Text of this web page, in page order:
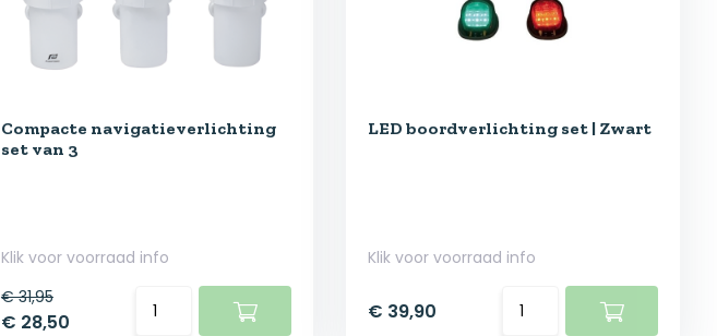
Compacte navigatieverlichting
set van 3
Klik voor voorraad info
€ 31,95
€ 28,50
LED boordverlichting set | Zwart
Klik voor voorraad info
€ 39,90